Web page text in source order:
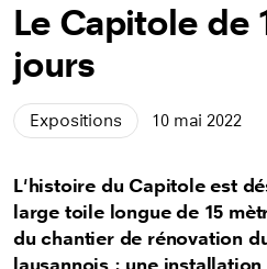
Le Capitole de
jours
Expositions 10 mai 2022
L'histoire du Capitole est
large toile longue de 15
du chantier de rénovation